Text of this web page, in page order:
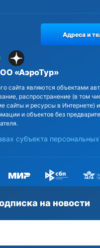
на новости
«АэроТур»
сайта являются объектами
распространение (в том
сайты и ресурсы в Интернете)
и объектов без
субъекта
Адреса и